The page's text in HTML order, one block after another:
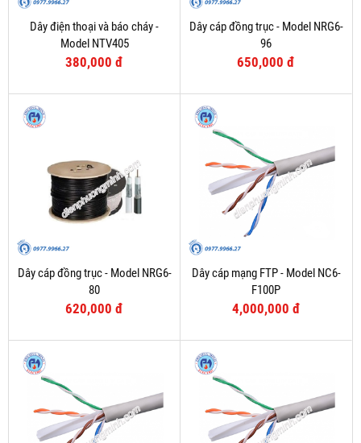
Dây điện thoại và báo cháy -
Model NTV405
380,000 đ
Dây cáp đồng trục - Model NRG6-
96
650,000 đ
Dây cáp đồng trục - Model NRG6-
80
620,000 đ
Dây cáp mạng FTP - Model NC6-
F100P
4,000,000 đ